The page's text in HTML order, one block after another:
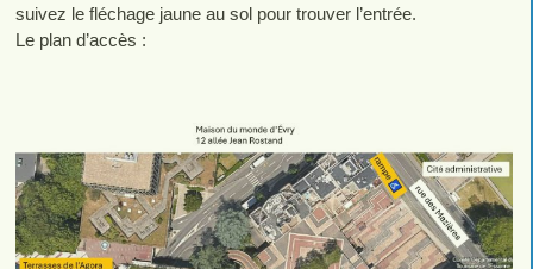
suivez le fléchage jaune au sol pour trouver l’entrée.
Le plan d’accès :